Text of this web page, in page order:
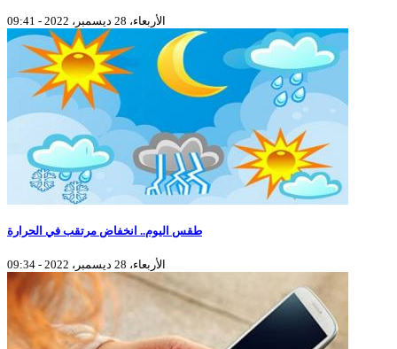
الأربعاء، 28 ديسمبر، 2022 - 09:41
طقس اليوم.. انخفاض مرتقب في الحرارة
الأربعاء، 28 ديسمبر، 2022 - 09:34